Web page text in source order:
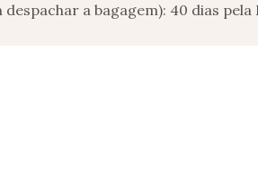
a bagagem): 40 dias pela